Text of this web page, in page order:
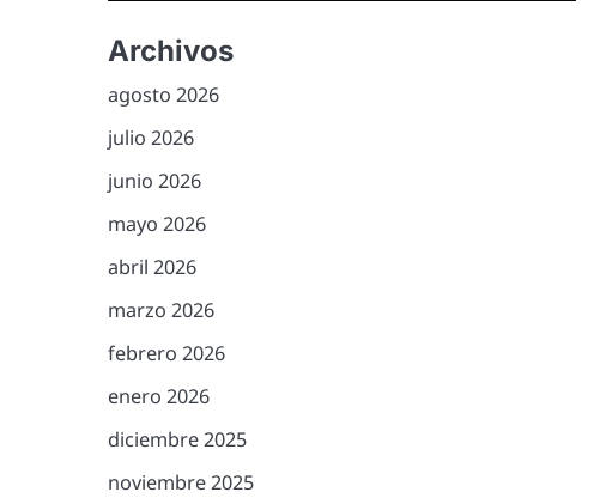
Archivos
agosto 2026
julio 2026
junio 2026
mayo 2026
abril 2026
marzo 2026
febrero 2026
enero 2026
diciembre 2025
noviembre 2025